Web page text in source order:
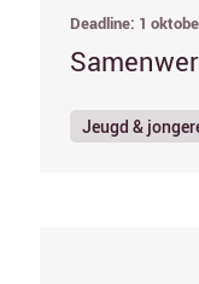
Deadline: 1
Jeugd &